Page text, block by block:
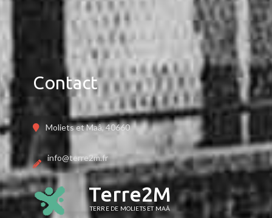
Contact
Moliets et Maâ, 40660
info@terre2m.fr
Terre2M
TERRE DE MOLIETS ET MAÂ